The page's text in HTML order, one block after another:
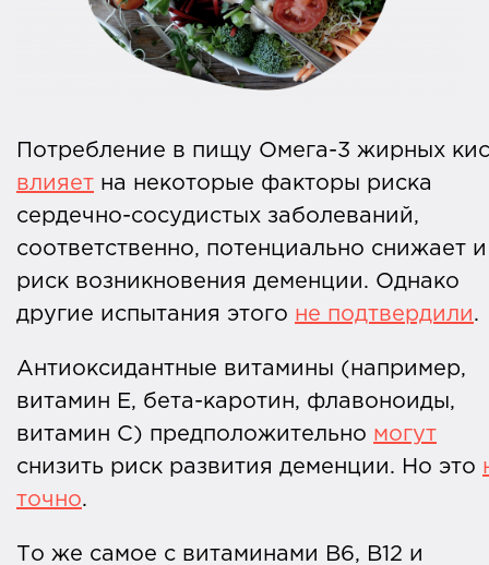
Потребление в пищу Омега-3 жирных
влияет на некоторые факторы риска
сердечно-сосудистых заболеваний,
соответственно, потенциально снижает и
риск возникновения деменции. Однако
другие испытания этого не подтвердили
Антиоксидантные витамины (например,
витамин Е, бета-каротин, флавоноиды,
витамин С) предположительно могут
снизить риск развития деменции. Но это
точно.
То же самое с витаминами B6, B12 и